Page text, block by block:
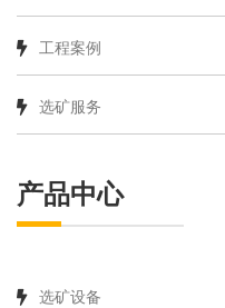
工程案例
选矿服务
产品中心
选矿设备